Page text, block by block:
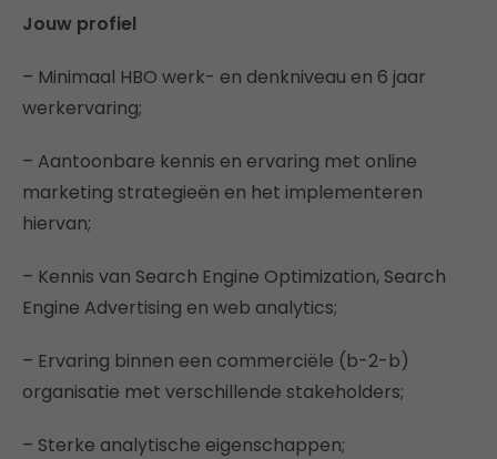
Jouw profiel
– Minimaal HBO werk- en denkniveau en 6 jaar
werkervaring;
– Aantoonbare kennis en ervaring met online
marketing strategieën en het implementeren
hiervan;
– Kennis van Search Engine Optimization, Search
Engine Advertising en web analytics;
– Ervaring binnen een commerciële (b-2-b)
organisatie met verschillende stakeholders;
– Sterke analytische eigenschappen;